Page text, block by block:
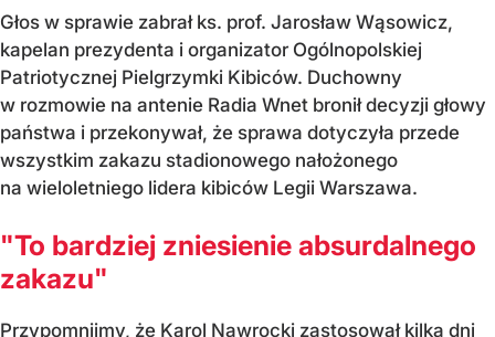
Głos w sprawie zabrał ks. prof. Jarosław Wąsowicz,
kapelan prezydenta i organizator Ogólnopolskiej
Patriotycznej Pielgrzymki Kibiców. Duchowny
w rozmowie na antenie Radia Wnet bronił decyzji głowy
państwa i przekonywał, że sprawa dotyczyła przede
wszystkim zakazu stadionowego nałożonego
na wieloletniego lidera kibiców Legii Warszawa.
"To bardziej zniesienie absurdalnego
zakazu"
Przypomnijmy, że Karol Nawrocki zastosował kilka dni